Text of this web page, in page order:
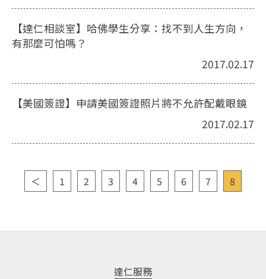
【達仁相談室】哈佛學生分享：找不到人生方向，
有那麼可怕嗎？
2017.02.17
【美國簽證】申請美國簽證照片將不允許配戴眼鏡
2017.02.17
＜ 1 2 3 4 5 6 7 8
達仁服務